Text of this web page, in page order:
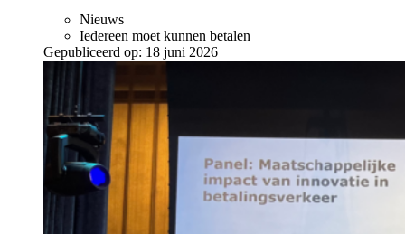
Nieuws
Iedereen moet kunnen betalen
Gepubliceerd op: 18 juni 2026